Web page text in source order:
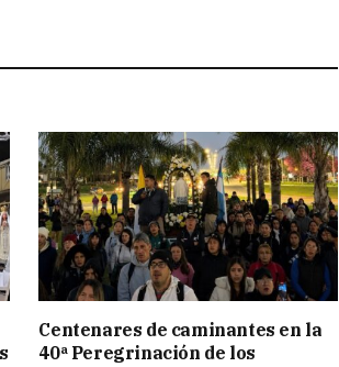
Centenares de caminantes en la
40ª Peregrinación de los